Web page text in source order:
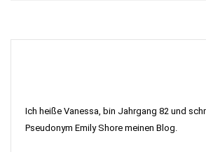
Ich heiße Vanessa, bin Jahrgang 82 und
Pseudonym Emily Shore meinen Blog.